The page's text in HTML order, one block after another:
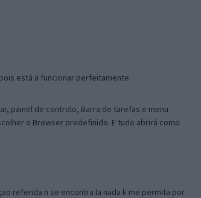
está a funcionar perfeitamente.
painel de controlo, Barra de tarefas e menu
o Browser predefinido. E tudo abrirá como
referida n se encontra la nada k me permita por